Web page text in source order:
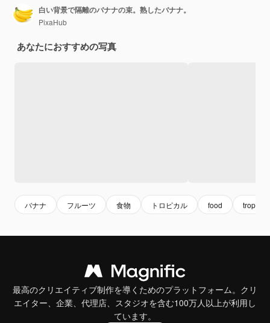
白い背景で隔離のバナナの束。熟したバナナ。
PixaHub
あなたにおすすめの写真
バナナ フルーツ 食物 トロピカル food tropical
最高のクリエイティブ制作を導くためのプラットフォーム。クリ
エイター、企業、代理店、スタジオを含む100万人以上が利用し
ています。